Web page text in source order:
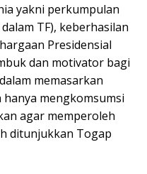
yakni perkumpulan
TF), keberhasilan
Presidensial
dan motivator bagi
memasarkan
hanya mengkomsumsi
agar memperoleh
ditunjukkan Togap